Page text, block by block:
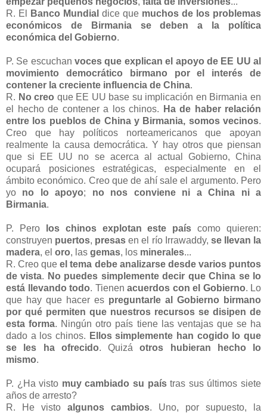
R. El
Banco Mundial dice que muchos de los problemas
económicos de Birmania se deben a la política
económica del Gobierno.
P. Se escuchanvoces que explican el apoyo de EE UU al
movimiento democrático birmano por el interés de
contener la creciente influencia de China.
R. No creo que EE UU base su implicación en Birmania en
el hecho de contener a los chinos.
Ha de haber relación
entre los pueblos de China y Birmania, somos vecinos.
Creo que hay políticos norteamericanos que apoyan
realmente la causa democrática. Y hay otros que piensan
que si EE UU no se acerca al actual Gobierno, China
ocupará posiciones estratégicas, especialmente en el
ámbito económico. Creo que de ahí sale el argumento. Pero
yo no lo apoyo; no nos conviene ni a China ni a
Birmania.
P. Pero los chinos explotan este país como quieren:
construyen puertos, presas en el río Irrawaddy, se llevan la
madera, el oro, las gemas, los minerales...
R. Creo queel tema debe analizarse desde varios puntos
de vista. No puedes simplemente decir que China se lo
está llevando todo. Tienen acuerdos con el Gobierno. Lo
que hay que hacer es preguntarle al Gobierno birmano
por qué permiten que nuestros recursos se disipen de
esta forma. Ningún otro país tiene las ventajas que se ha
dado a los chinos. Ellos simplemente han cogido lo que
se les ha ofrecido. Quizáotros hubieran hecho lo
mismo.
P. ¿Ha visto muy cambiado su paístras sus últimos siete
años de arresto?
R. He visto algunos cambios. Uno, por supuesto, la